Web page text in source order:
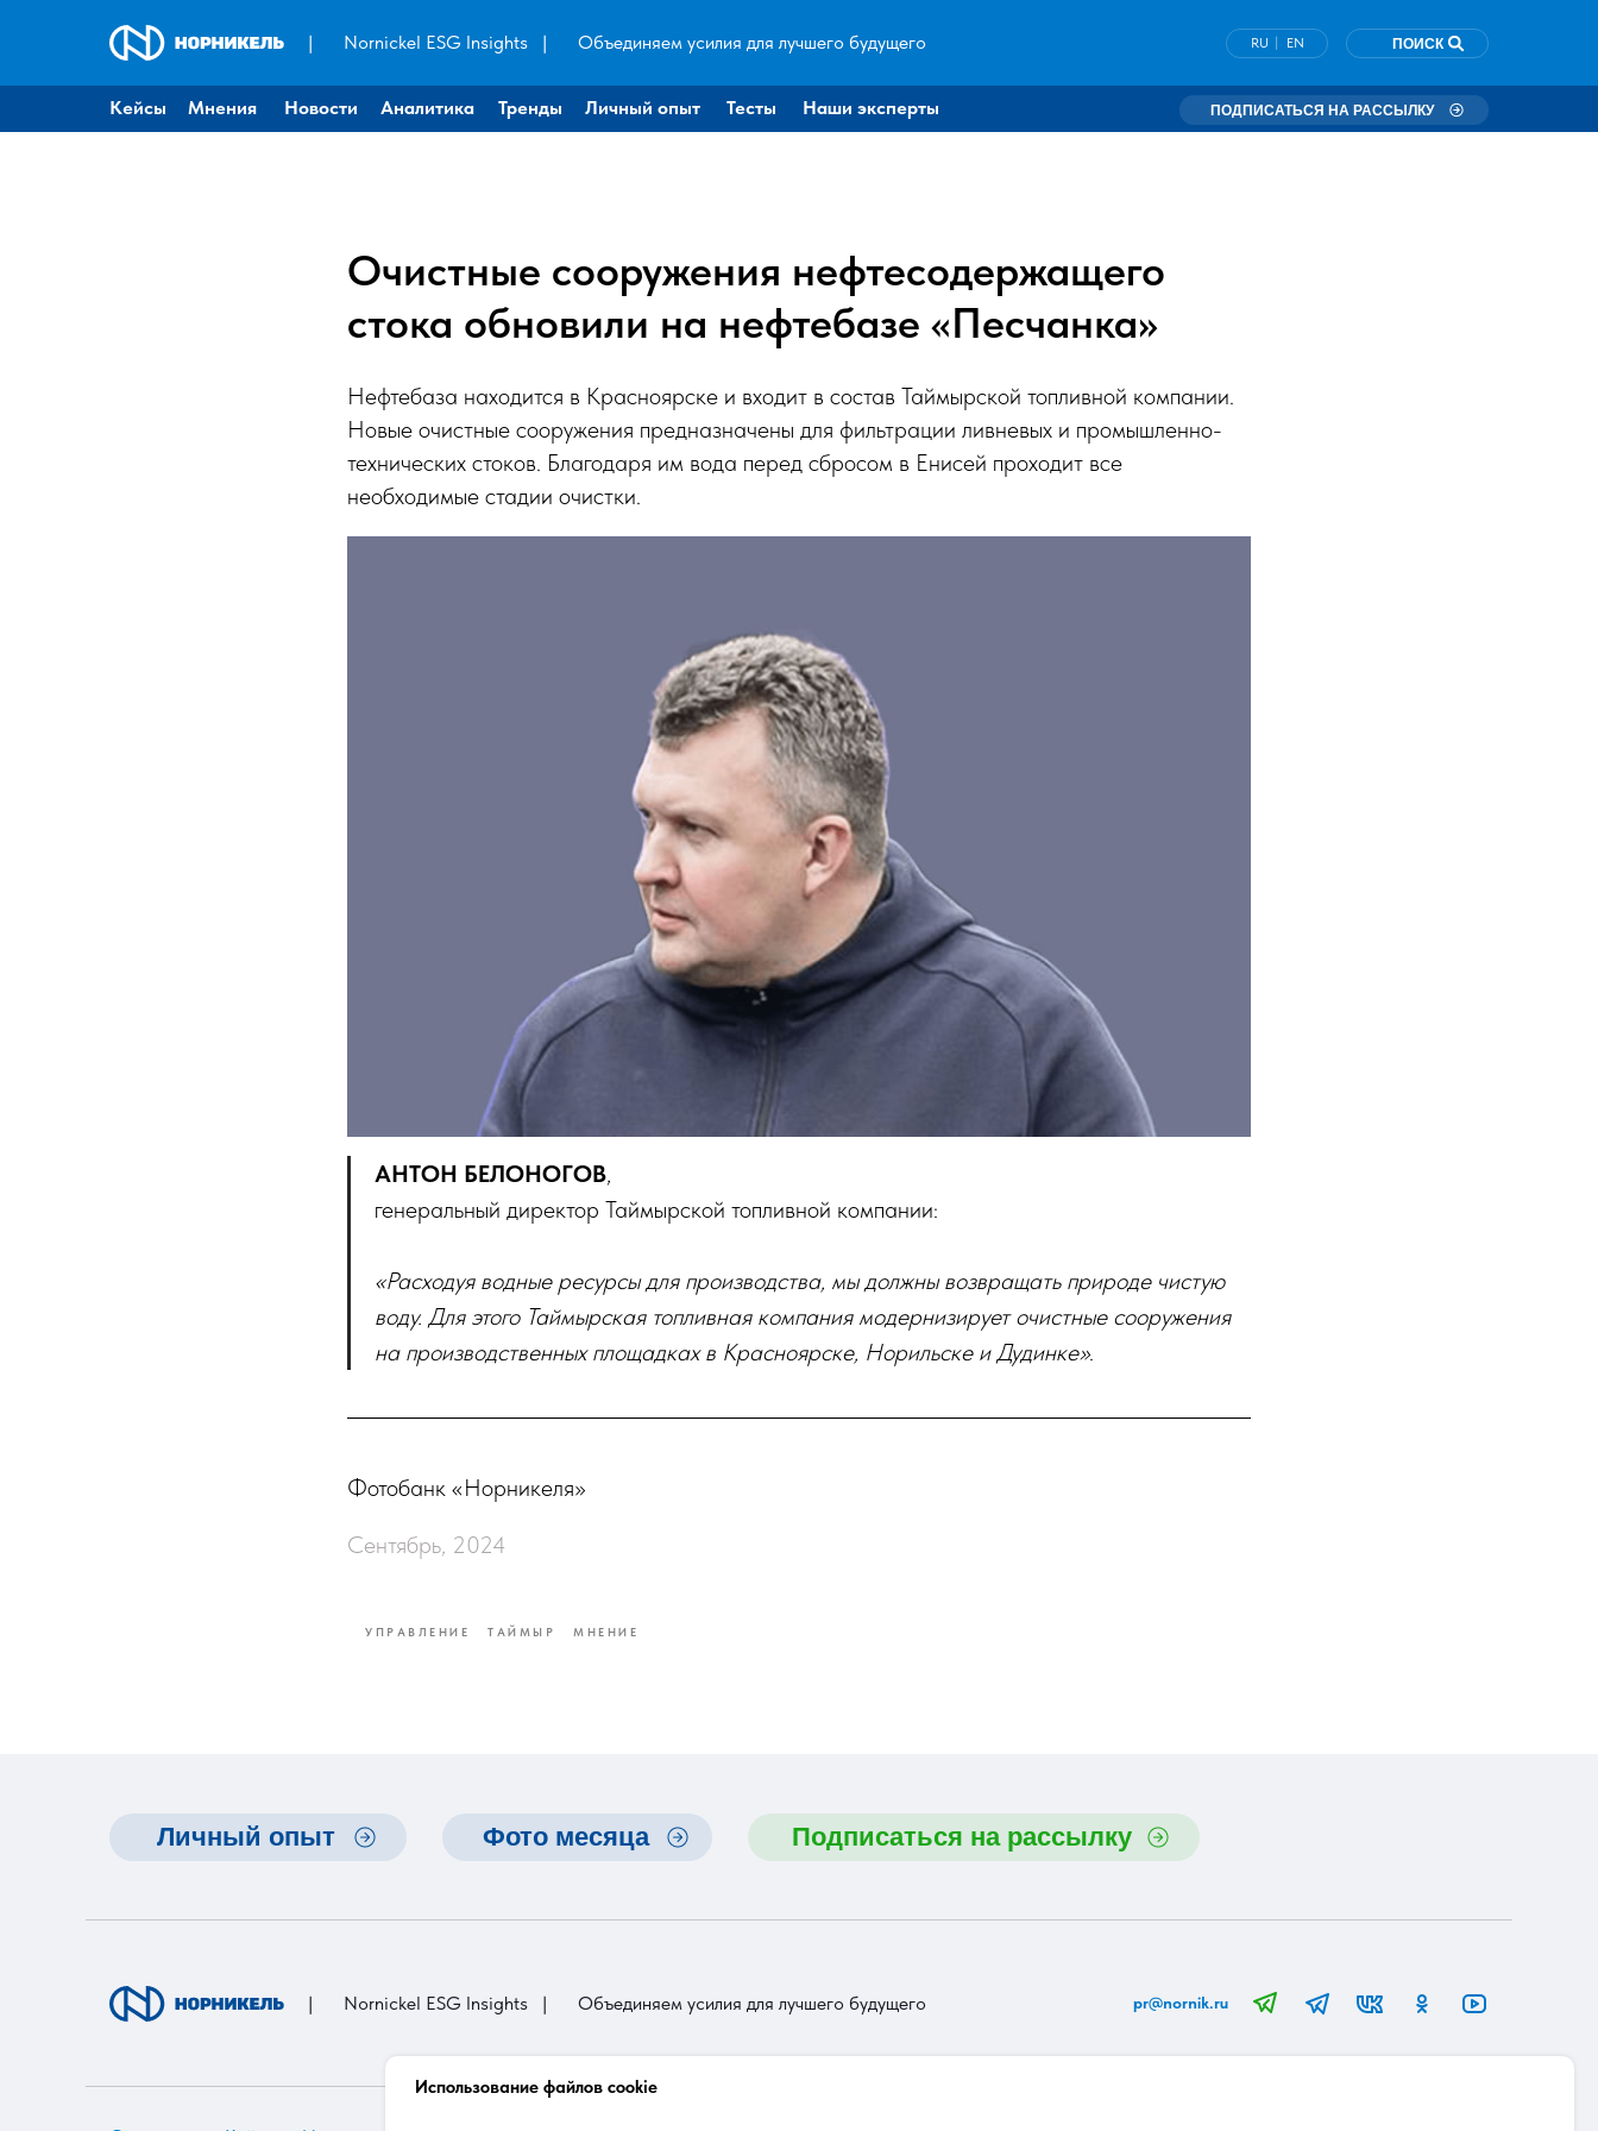
Nornickel ESG Insights
| | Объединяем усилия для лучшего будущего ПОИСК
RU | EN
Новости
Мнения Аналитика Тренды
Кейсы Личный опыт Тесты ПОДПИСАТЬСЯ НА РАССЫЛКУ
Наши эксперты
Очистные сооружения нефтесодержащего
стока обновили на нефтебазе «Песчанка»
Нефтебаза находится в Красноярске и входит в состав Таймырской топливной компании.
Новые очистные сооружения предназначены для фильтрации ливневых и промышленно-
технических стоков. Благодаря им вода перед сбросом в Енисей проходит все
необходимые стадии очистки.
АНТОН БЕЛОНОГОВ,
генеральный директор Таймырской топливной компании:
«Расходуя водные ресурсы для производства, мы должны возвращать природе чистую
воду. Для этого Таймырская топливная компания модернизирует очистные сооружения
на производственных площадках в Красноярске, Норильске и Дудинке».
Фотобанк «Норникеля»
Сентябрь, 2024
УПРАВЛЕНИЕ ТАЙМЫР МНЕНИЕ
Личный опыт Фото месяца Подписаться на рассылку
Nornickel ESG Insights
| | Объединяем усилия для лучшего будущего pr@nornik.ru
Использование файлов cookie